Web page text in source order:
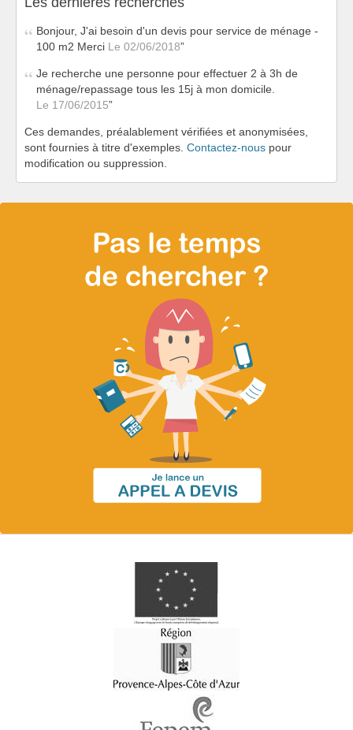
Bonjour, J'ai besoin d'un devis pour service de ménage -
100 m2 Merci Le 02/06/2018
Je recherche une personne pour effectuer 2 à 3h de
ménage/repassage tous les 15j à mon domicile.
Le 17/06/2015
Ces demandes, préalablement vérifiées et anonymisées,
sont fournies à titre d'exemples. Contactez-nous pour
modification ou suppression.